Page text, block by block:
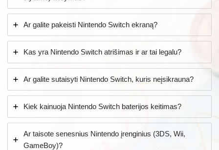
Ar galite pakeisti Nintendo Switch ekraną?
Kas yra Nintendo Switch atrišimas ir ar tai legalu?
Ar galite sutaisyti Nintendo Switch, kuris neįsikrauna?
Kiek kainuoja Nintendo Switch baterijos keitimas?
Ar taisote senesnius Nintendo įrenginius (3DS, Wii,
GameBoy)?